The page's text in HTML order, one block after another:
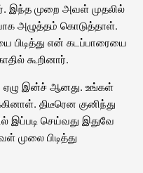
இந்த முறை அவள் முதலில்
அழுத்தம் கொடுத்தாள்.
என் கடப்பாரையை
கூறினார்.
இன்ச் ஆனது. உங்கள்
திடீரென குனிந்து
இப்படி செய்வது இதுவே
முலை பிடித்து